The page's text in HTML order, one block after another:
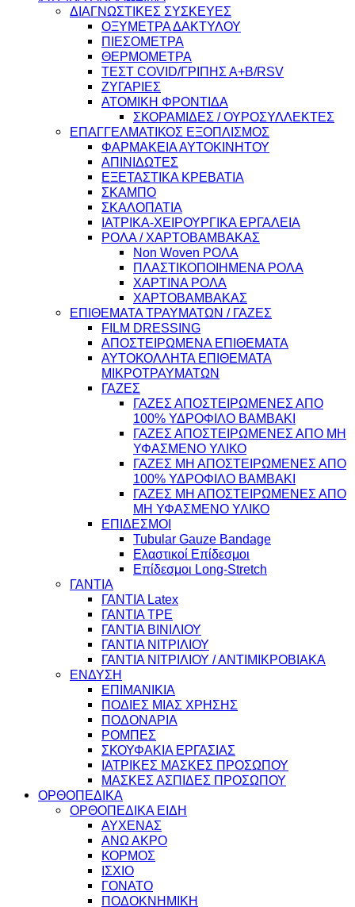
ΔΙΑΓΝΩΣΤΙΚΕΣ ΣΥΣΚΕΥΕΣ
ΟΞΥΜΕΤΡΑ ΔΑΚΤΥΛΟΥ
ΠΙΕΣΟΜΕΤΡΑ
ΘΕΡΜΟΜΕΤΡΑ
ΤΕΣΤ COVID/ΓΡΙΠΗΣ Α+Β/RSV
ΖΥΓΑΡΙΕΣ
ΑΤΟΜΙΚΗ ΦΡΟΝΤΙΔΑ
ΣΚΟΡΑΜΙΔΕΣ / ΟΥΡΟΣΥΛΛΕΚΤΕΣ
ΕΠΑΓΓΕΛΜΑΤΙΚΟΣ ΕΞΟΠΛΙΣΜΟΣ
ΦΑΡΜΑΚΕΙΑ ΑΥΤΟΚΙΝΗΤΟΥ
ΑΠΙΝΙΔΩΤΕΣ
ΕΞΕΤΑΣΤΙΚΑ ΚΡΕΒΑΤΙΑ
ΣΚΑΜΠΟ
ΣΚΑΛΟΠΑΤΙΑ
ΙΑΤΡΙΚΑ-ΧΕΙΡΟΥΡΓΙΚΑ ΕΡΓΑΛΕΙΑ
ΡΟΛΑ / ΧΑΡΤΟΒΑΜΒΑΚΑΣ
Non Woven ΡΟΛΑ
ΠΛΑΣΤΙΚΟΠΟΙΗΜΕΝΑ ΡΟΛΑ
ΧΑΡΤΙΝΑ ΡΟΛΑ
ΧΑΡΤΟΒΑΜΒΑΚΑΣ
ΕΠΙΘΕΜΑΤΑ ΤΡΑΥΜΑΤΩΝ / ΓΑΖΕΣ
FILM DRESSING
ΑΠΟΣΤΕΙΡΩΜΕΝΑ ΕΠΙΘΕΜΑΤΑ
ΑΥΤΟΚΟΛΛΗΤΑ ΕΠΙΘΕΜΑΤΑ
ΜΙΚΡΟΤΡΑΥΜΑΤΩΝ
ΓΑΖΕΣ
ΓΑΖΕΣ ΑΠΟΣΤΕΙΡΩΜΕΝΕΣ ΑΠΟ
100% ΥΔΡΟΦΙΛΟ ΒΑΜΒΑΚΙ
ΓΑΖΕΣ ΑΠΟΣΤΕΙΡΩΜΕΝΕΣ ΑΠΟ ΜΗ
ΥΦΑΣΜΕΝΟ ΥΛΙΚΟ
ΓΑΖΕΣ ΜΗ ΑΠΟΣΤΕΙΡΩΜΕΝΕΣ ΑΠΟ
100% ΥΔΡΟΦΙΛΟ ΒΑΜΒΑΚΙ
ΓΑΖΕΣ ΜΗ ΑΠΟΣΤΕΙΡΩΜΕΝΕΣ ΑΠΟ
ΜΗ ΥΦΑΣΜΕΝΟ ΥΛΙΚΟ
ΕΠΙΔΕΣΜΟΙ
Tubular Gauze Bandage
Ελαστικοί Επίδεσμοι
Επίδεσμοι Long-Stretch
ΓΑΝΤΙΑ
ΓΑΝΤΙΑ Latex
ΓΑΝΤΙΑ TPE
ΓΑΝΤΙΑ ΒΙΝΙΛΙΟΥ
ΓΑΝΤΙΑ ΝΙΤΡΙΛΙΟΥ
ΓΑΝΤΙΑ ΝΙΤΡΙΛΙΟΥ / ΑΝΤΙΜΙΚΡΟΒΙΑΚΑ
ΕΝΔΥΣΗ
ΕΠΙΜΑΝΙΚΙΑ
ΠΟΔΙΕΣ ΜΙΑΣ ΧΡΗΣΗΣ
ΠΟΔΟΝΑΡΙΑ
ΡΟΜΠΕΣ
ΣΚΟΥΦΑΚΙΑ ΕΡΓΑΣΙΑΣ
ΙΑΤΡΙΚΕΣ ΜΑΣΚΕΣ ΠΡΟΣΩΠΟΥ
ΜΑΣΚΕΣ ΑΣΠΙΔΕΣ ΠΡΟΣΩΠΟΥ
ΟΡΘΟΠΕΔΙΚΑ
ΟΡΘΟΠΕΔΙΚΑ ΕΙΔΗ
ΑΥΧΕΝΑΣ
ΑΝΩ ΑΚΡΟ
ΚΟΡΜΟΣ
ΙΣΧΙΟ
ΓΟΝΑΤΟ
ΠΟΔΟΚΝΗΜΙΚΗ